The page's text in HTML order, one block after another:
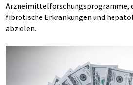
Arzneimittelforschungsprogramme,
fibrotische Erkrankungen und
abzielen.